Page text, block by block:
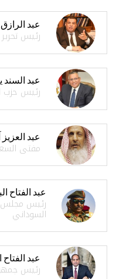
عبد
رئيس
عبد السند
رئيس حزب
عبد
مفتى
عبد الفتاح
رئيس مجلس
السوداني
عبد
رئيس